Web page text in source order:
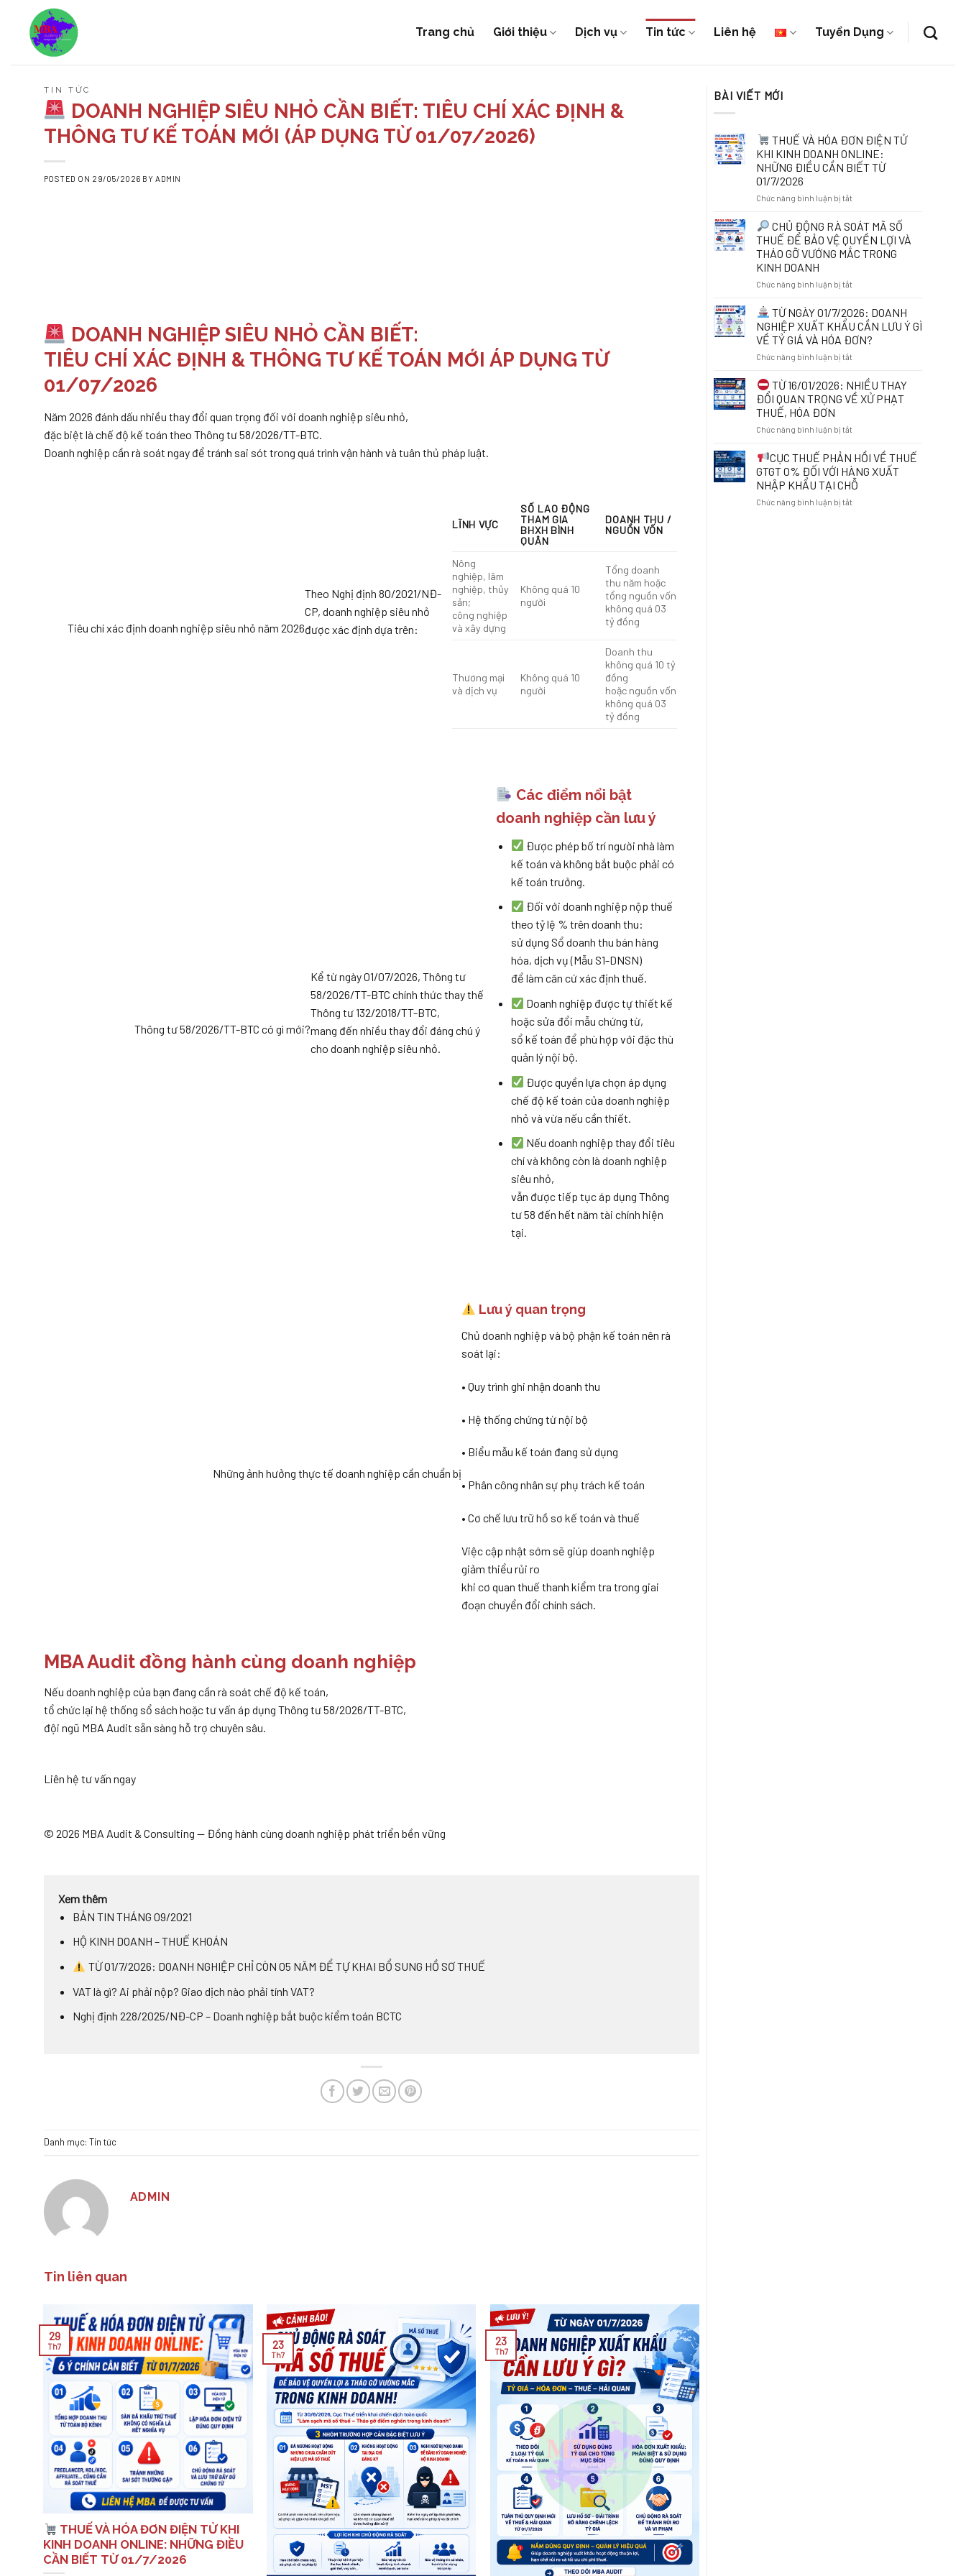
content
Trang chủ Giới thiệu Dịch vụ Tin tức Liên hệ Tuyển Dụng
TIN TỨC
DOANH NGHIỆP SIÊU NHỎ CẦN BIẾT: TIÊU CHÍ XÁC ĐỊNH &
THÔNG TƯ KẾ TOÁN MỚI (ÁP DỤNG TỪ 01/07/2026)
POSTED ON 29/05/2026 BY ADMIN
DOANH NGHIỆP SIÊU NHỎ CẦN BIẾT:
TIÊU CHÍ XÁC ĐỊNH & THÔNG TƯ KẾ TOÁN MỚI ÁP DỤNG TỪ
01/07/2026
Năm 2026 đánh dấu nhiều thay đổi quan trọng đối với doanh nghiệp siêu nhỏ,
đặc biệt là chế độ kế toán theo Thông tư 58/2026/TT-BTC.
Doanh nghiệp cần rà soát ngay để tránh sai sót trong quá trình vận hành và tuân thủ pháp luật.
Tiêu chí xác định doanh nghiệp siêu nhỏ năm 2026
Theo Nghị định 80/2021/NĐ-
CP, doanh nghiệp siêu nhỏ
được xác định dựa trên:
LĨNH VỰC
SỐ LAO ĐỘNG
THAM GIA
BHXH BÌNH
QUÂN
DOANH THU /
NGUỒN VỐN
Nông
nghiệp, lâm
nghiệp, thủy
sản;
công nghiệp
và xây dựng
Không quá 10
người
Tổng doanh
thu năm hoặc
tổng nguồn vốn
không quá 03
tỷ đồng
Thương mại
và dịch vụ
Không quá 10
người
Doanh thu
không quá 10 tỷ
đồng
hoặc nguồn vốn
không quá 03
tỷ đồng
Thông tư 58/2026/TT-BTC có gì mới?
Kể từ ngày 01/07/2026, Thông tư
58/2026/TT-BTC chính thức thay thế
Thông tư 132/2018/TT-BTC,
mang đến nhiều thay đổi đáng chú ý
cho doanh nghiệp siêu nhỏ.
Các điểm nổi bật
doanh nghiệp cần lưu ý
Được phép bố trí người nhà làm
kế toán và không bắt buộc phải có
kế toán trưởng.
Đối với doanh nghiệp nộp thuế
theo tỷ lệ % trên doanh thu:
sử dụng Sổ doanh thu bán hàng
hóa, dịch vụ (Mẫu S1-DNSN)
để làm căn cứ xác định thuế.
Doanh nghiệp được tự thiết kế
hoặc sửa đổi mẫu chứng từ,
sổ kế toán để phù hợp với đặc thù
quản lý nội bộ.
Được quyền lựa chọn áp dụng
chế độ kế toán của doanh nghiệp
nhỏ và vừa nếu cần thiết.
Nếu doanh nghiệp thay đổi tiêu
chí và không còn là doanh nghiệp
siêu nhỏ,
vẫn được tiếp tục áp dụng Thông
tư 58 đến hết năm tài chính hiện
tại.
Những ảnh hưởng thực tế doanh nghiệp cần chuẩn bị
Lưu ý quan trọng
Chủ doanh nghiệp và bộ phận kế toán nên rà
soát lại:
• Quy trình ghi nhận doanh thu
• Hệ thống chứng từ nội bộ
• Biểu mẫu kế toán đang sử dụng
• Phân công nhân sự phụ trách kế toán
• Cơ chế lưu trữ hồ sơ kế toán và thuế
Việc cập nhật sớm sẽ giúp doanh nghiệp
giảm thiểu rủi ro
khi cơ quan thuế thanh kiểm tra trong giai
đoạn chuyển đổi chính sách.
MBA Audit đồng hành cùng doanh nghiệp
Nếu doanh nghiệp của bạn đang cần rà soát chế độ kế toán,
tổ chức lại hệ thống sổ sách hoặc tư vấn áp dụng Thông tư 58/2026/TT-BTC,
đội ngũ MBA Audit sẵn sàng hỗ trợ chuyên sâu.
Liên hệ tư vấn ngay
© 2026 MBA Audit & Consulting — Đồng hành cùng doanh nghiệp phát triển bền vững
Xem thêm
BẢN TIN THÁNG 09/2021
HỘ KINH DOANH – THUẾ KHOÁN
TỪ 01/7/2026: DOANH NGHIỆP CHỈ CÒN 05 NĂM ĐỂ TỰ KHAI BỔ SUNG HỒ SƠ THUẾ
VAT là gì? Ai phải nộp? Giao dịch nào phải tính VAT?
Nghị định 228/2025/NĐ-CP – Doanh nghiệp bắt buộc kiểm toán BCTC
Danh mục: Tin tức
ADMIN
Tin liên quan
THUẾ VÀ HÓA ĐƠN ĐIỆN TỬ KHI
KINH DOANH ONLINE: NHỮNG ĐIỀU
CẦN BIẾT TỪ 01/7/2026
29
Th7 23
Th7
23
Th7
BÀI VIẾT MỚI
THUẾ VÀ HÓA ĐƠN ĐIỆN TỬ
KHI KINH DOANH ONLINE:
NHỮNG ĐIỀU CẦN BIẾT TỪ
01/7/2026
Chức năng bình luận bị tắtở
THUẾ
VÀ
HÓA
ĐƠN
TỬ
DOANH
ONLINE:
NHỮNG
ĐIỀU
BIẾT
TỪ
01/7/2026
CHỦ ĐỘNG RÀ SOÁT MÃ SỐ
THUẾ ĐỂ BẢO VỆ QUYỀN LỢI VÀ
THÁO GỠ VƯỚNG MẮC TRONG
KINH DOANH
Chức năng bình luận bị tắtở
CHỦ
ĐỘNG
RÀ
SOÁT
MÃ
THUẾ
ĐỂ
BẢO
QUYỀN
VÀ
THÁO
GỠ
VƯỚNG
MẮC
TỪ NGÀY 01/7/2026: DOANH
NGHIỆP XUẤT KHẨU CẦN LƯU Ý GÌ
VỀ TỶ GIÁ VÀ HÓA ĐƠN?
Chức năng bình luận bị tắtở
TỪ
NGÀY
01/7/2026:
NGHIỆP
KHẨU
CẦN
LƯU
Ý
GÌ
TỪ 16/01/2026: NHIỀU THAY
ĐỔI QUAN TRỌNG VỀ XỬ PHẠT
THUẾ, HÓA ĐƠN
Chức năng bình luận bị tắtở
TỪ
16/01/2026:
NHIỀU
THAY
ĐỔI
CỤC THUẾ PHẢN HỒI VỀ THUẾ
GTGT 0% ĐỐI VỚI HÀNG XUẤT
NHẬP KHẨU TẠI CHỖ
Chức năng bình luận bị tắtở